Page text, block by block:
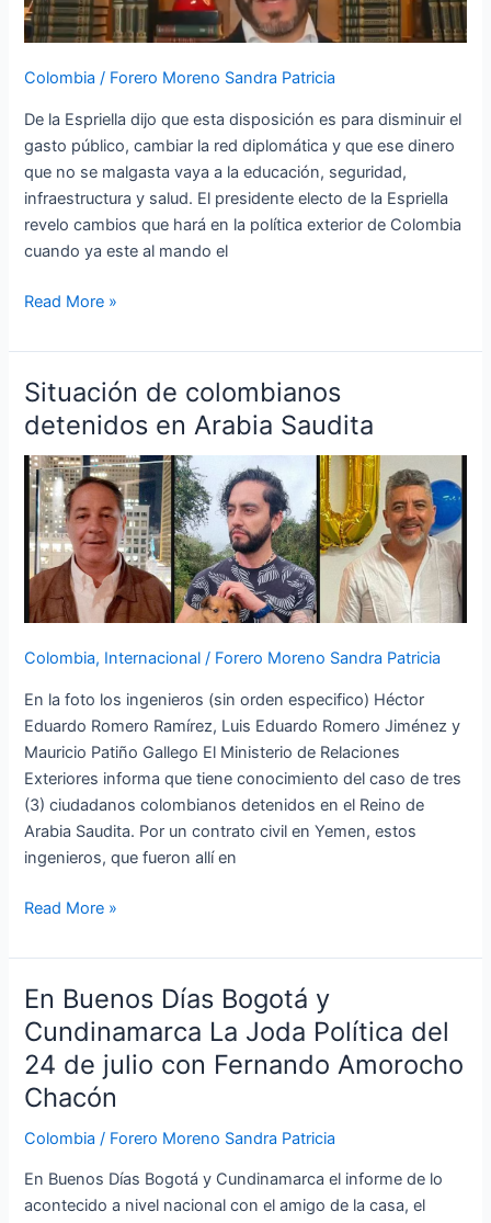
Colombia / Forero Moreno Sandra Patricia
De la Espriella dijo que esta disposición es para disminuir el
gasto público, cambiar la red diplomática y que ese dinero
que no se malgasta vaya a la educación, seguridad,
infraestructura y salud. El presidente electo de la Espriella
revelo cambios que hará en la política exterior de Colombia
cuando ya este al mando el
y
15
Read More »
Situación de colombianos
detenidos en Arabia Saudita
Colombia, Internacional / Forero Moreno Sandra Patricia
En la foto los ingenieros (sin orden especifico) Héctor
Eduardo Romero Ramírez, Luis Eduardo Romero Jiménez y
Mauricio Patiño Gallego El Ministerio de Relaciones
Exteriores informa que tiene conocimiento del caso de tres
(3) ciudadanos colombianos detenidos en el Reino de
Arabia Saudita. Por un contrato civil en Yemen, estos
ingenieros, que fueron allí en
Situación
de
colombianos
detenidos
en
Arabia
Saudita
Read More »
En Buenos Días Bogotá y
Cundinamarca La Joda Política del
24 de julio con Fernando Amorocho
Chacón
Colombia / Forero Moreno Sandra Patricia
En Buenos Días Bogotá y Cundinamarca el informe de lo
acontecido a nivel nacional con el amigo de la casa, el
En
Buenos
Días
Bogotá
y
Joda
Política